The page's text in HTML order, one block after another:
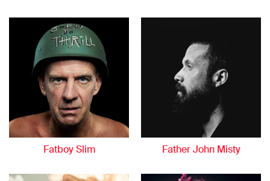
Fatboy Slim Father John Misty